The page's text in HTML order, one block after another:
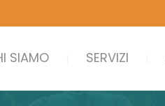
SIAMO SERVIZI